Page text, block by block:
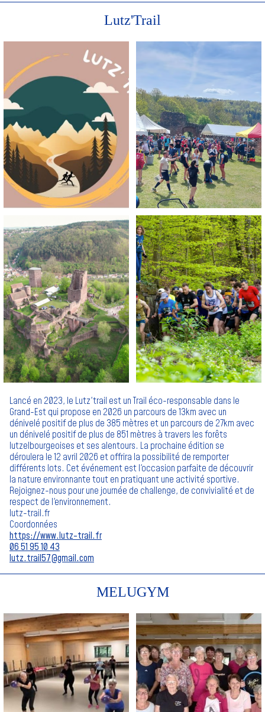
Lutz'Trail
Lancé en 2023, le Lutz'trail est un Trail éco-responsable dans le
Grand-Est qui propose en 2026 un parcours de 13km avec un
dénivelé positif de plus de 385 mètres et un parcours de 27km avec
un dénivelé positif de plus de 851 mètres à travers les forêts
lutzelbourgeoises et ses alentours. La prochaine édition se
déroulera le 12 avril 2026 et offrira la possibilité de remporter
différents lots. Cet événement est l'occasion parfaite de découvrir
la nature environnante tout en pratiquant une activité sportive.
Rejoignez-nous pour une journée de challenge, de convivialité et de
respect de l'environnement.
lutz-trail.fr
Coordonnées
https://www.lutz-trail.fr
06 51 95 10 43
lutz.trail57@gmail.com
MELUGYM